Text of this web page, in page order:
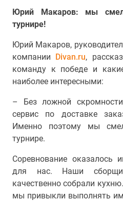
Юрий Макаров: мы
турнире!
Юрий Макаров,
компании Divan.ru,
команду к победе и
наиболее интересными:
– Без ложной
сервис по доставке
Именно поэтому мы
турнире.
Соревнование оказалось
для нас. Наши
качественно собрали
мы привыкли выполнять